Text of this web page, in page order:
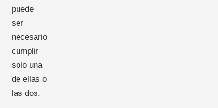
puede
ser
necesario
cumplir
solo una
de ellas o
las dos.